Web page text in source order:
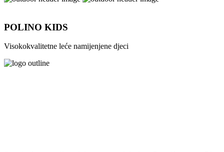
POLINO KIDS
Visokokvalitetne leće namijenjene djeci